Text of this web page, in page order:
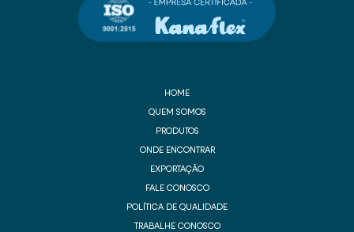
HOME
QUEM SOMOS
PRODUTOS
ONDE ENCONTRAR
EXPORTAÇÃO
FALE CONOSCO
POLÍTICA DE QUALIDADE
TRABALHE CONOSCO